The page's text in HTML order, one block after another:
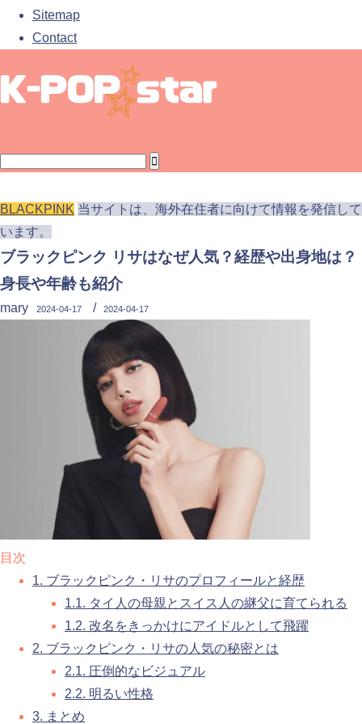
Sitemap
Contact
BLACKPINK 当サイトは、海外在住者に向けて情報を発信して
います。
ブラックピンク リサはなぜ人気？経歴や出身地は？
身長や年齢も紹介
mary 2024-04-17 / 2024-04-17
目次
1. ブラックピンク・リサのプロフィールと経歴
1.1. タイ人の母親とスイス人の継父に育てられる
1.2. 改名をきっかけにアイドルとして飛躍
2. ブラックピンク・リサの人気の秘密とは
2.1. 圧倒的なビジュアル
2.2. 明るい性格
3. まとめ